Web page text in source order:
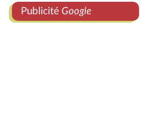
Publicité Google